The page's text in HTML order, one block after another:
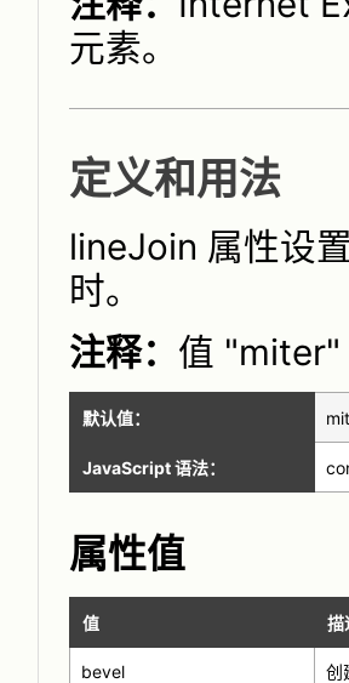
元素。
定义和用法
lineJoin 属性设
时。
注释： 值
默认值：
JavaScript 语法：
属性值
值 描
bevel 创